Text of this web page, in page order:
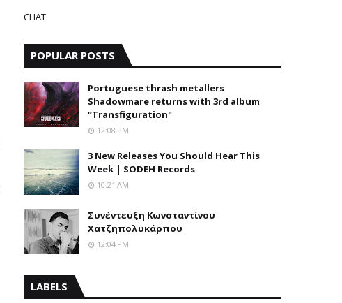
CHAT
POPULAR POSTS
Portuguese thrash metallers
Shadowmare returns with 3rd album
“Transfiguration"
12:08 PM
3 New Releases You Should Hear This
Week | SODEH Records
10:21 AM
Συνέντευξη Κωνσταντίνου
Χατζηπολυκάρπου
12:04 PM
LABELS